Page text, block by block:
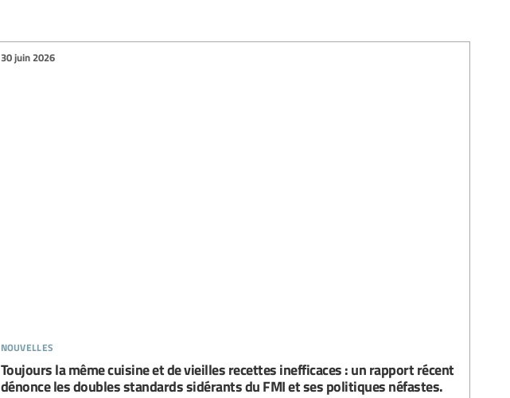
nouvelles
30 juin 2026
Toujours la même cuisine et de vieilles recettes inefficaces : un rapport récent
dénonce les doubles standards sidérants du FMI et ses politiques néfastes.